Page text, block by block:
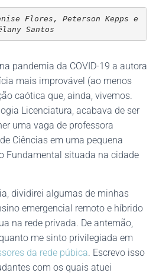
Flores, Peterson Kepps e
Santos
pandemia da COVID-19 a autora
mais improvável (ao menos
caótica que, ainda, vivemos.
Licenciatura, acabava de ser
uma vaga de professora
Ciências em uma pequena
Fundamental situada na cidade
dividirei algumas de minhas
emergencial remoto e híbrido
na rede privada. De antemão,
me sinto privilegiada em
da rede púbica. Escrevo isso
com os quais atuei